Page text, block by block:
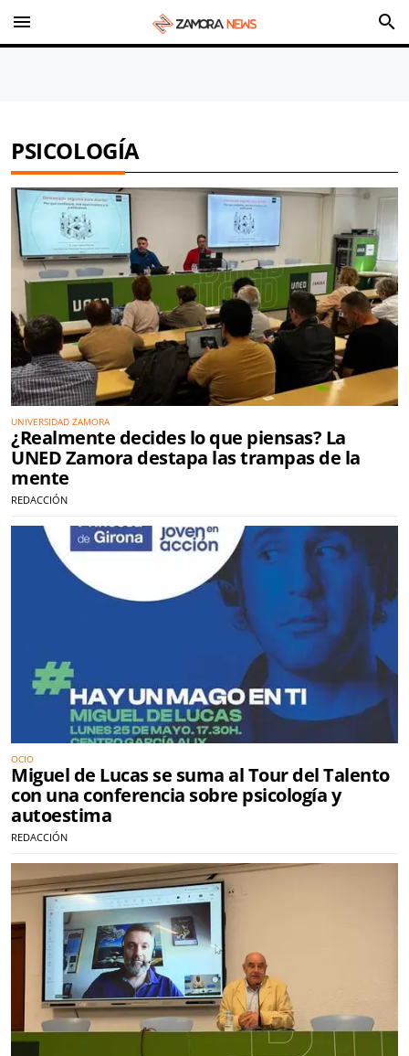
menu search
PSICOLOGÍA
UNIVERSIDAD ZAMORA
¿Realmente decides lo que piensas? La
UNED Zamora destapa las trampas de la
mente
REDACCIÓN
OCIO
Miguel de Lucas se suma al Tour del Talento
con una conferencia sobre psicología y
autoestima
REDACCIÓN